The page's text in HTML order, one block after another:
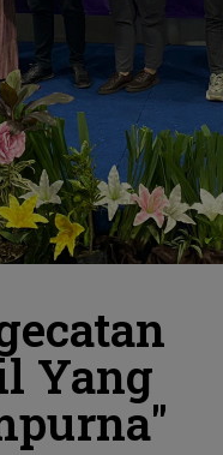
Yang